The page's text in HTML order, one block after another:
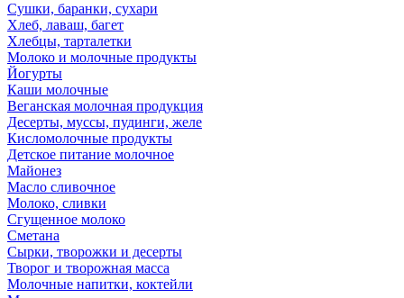
Сушки, баранки, сухари
Хлеб, лаваш, багет
Хлебцы, тарталетки
Молоко и молочные продукты
Йогурты
Каши молочные
Веганская молочная продукция
Десерты, муссы, пудинги, желе
Кисломолочные продукты
Детское питание молочное
Майонез
Масло сливочное
Молоко, сливки
Сгущенное молоко
Сметана
Сырки, творожки и десерты
Творог и творожная масса
Молочные напитки, коктейли